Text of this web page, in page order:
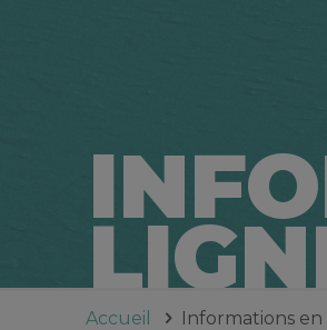
Accueil Informations en